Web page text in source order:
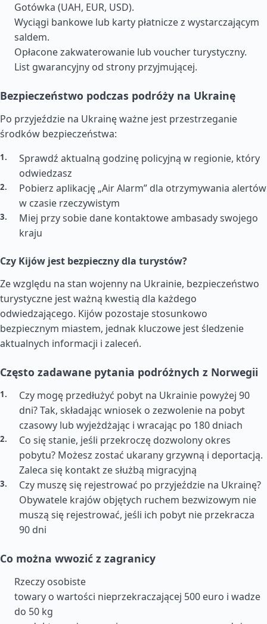
Gotówka (UAH, EUR, USD).
Wyciągi bankowe lub karty płatnicze z wystarczającym
saldem.
Opłacone zakwaterowanie lub voucher turystyczny.
List gwarancyjny od strony przyjmującej.
Bezpieczeństwo podczas podróży na Ukrainę
Po przyjeździe na Ukrainę ważne jest przestrzeganie
środków bezpieczeństwa:
Sprawdź aktualną godzinę policyjną w regionie, który
odwiedzasz
Pobierz aplikację „Air Alarm” dla otrzymywania alertów
w czasie rzeczywistym
Miej przy sobie dane kontaktowe ambasady swojego
kraju
Czy Kijów jest bezpieczny dla turystów?
Ze względu na stan wojenny na Ukrainie, bezpieczeństwo
turystyczne jest ważną kwestią dla każdego
odwiedzającego. Kijów pozostaje stosunkowo
bezpiecznym miastem, jednak kluczowe jest śledzenie
aktualnych informacji i zaleceń.
Często zadawane pytania podróżnych z Norwegii
Czy mogę przedłużyć pobyt na Ukrainie powyżej 90
dni? Tak, składając wniosek o zezwolenie na pobyt
czasowy lub wyjeżdżając i wracając po 180 dniach
Co się stanie, jeśli przekroczę dozwolony okres
pobytu? Możesz zostać ukarany grzywną i deportacją.
Zaleca się kontakt ze służbą migracyjną
Czy muszę się rejestrować po przyjeździe na Ukrainę?
Obywatele krajów objętych ruchem bezwizowym nie
muszą się rejestrować, jeśli ich pobyt nie przekracza
90 dni
Co można wwozić z zagranicy
Rzeczy osobiste
towary o wartości nieprzekraczającej 500 euro i wadze
do 50 kg